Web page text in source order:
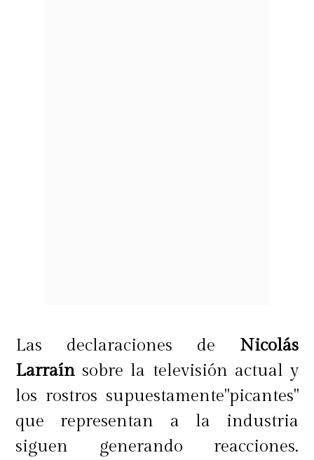
Las declaraciones de Nicolás
Larraín sobre la televisión actual y
los rostros supuestamente"picantes"
que representan a la industria
siguen generando reacciones.